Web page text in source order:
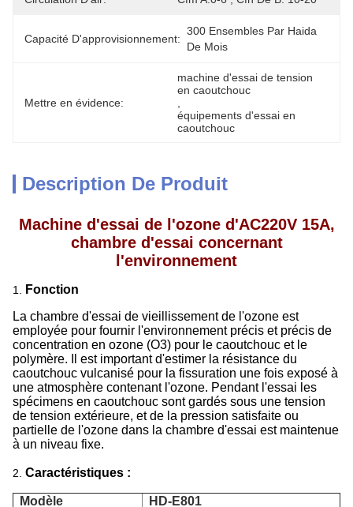
Capacité D'approvisionnement:
300 Ensembles Par Haida
De Mois
Mettre en évidence:
machine d'essai de tension
en caoutchouc
équipements d'essai en
caoutchouc
Description De Produit
Machine d'essai de l'ozone d'AC220V 15A,
chambre d'essai concernant
l'environnement
1.
Fonction
La chambre d'essai de vieillissement de l'ozone est
employée pour fournir l'environnement précis et précis de
concentration en ozone (O3) pour le caoutchouc et le
polymère. Il est important d'estimer la résistance du
caoutchouc vulcanisé pour la fissuration une fois exposé à
une atmosphère contenant l'ozone. Pendant l'essai les
spécimens en caoutchouc sont gardés sous une tension
de tension extérieure, et de la pression satisfaite ou
partielle de l'ozone dans la chambre d'essai est maintenue
à un niveau fixe.
2. Caractéristiques :
Modèle
HD-E801